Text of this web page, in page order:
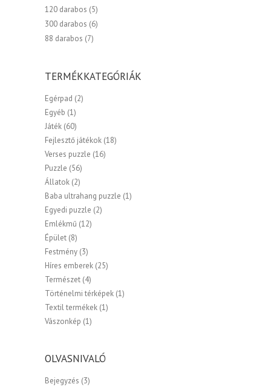
120 darabos (5)
300 darabos (6)
88 darabos (7)
TERMÉKKATEGÓRIÁK
Egérpad (2)
Egyéb (1)
Játék (60)
Fejlesztő játékok (18)
Verses puzzle (16)
Puzzle (56)
Állatok (2)
Baba ultrahang puzzle (1)
Egyedi puzzle (2)
Emlékmű (12)
Épület (8)
Festmény (3)
Híres emberek (25)
Természet (4)
Történelmi térképek (1)
Textil termékek (1)
Vászonkép (1)
OLVASNIVALÓ
Bejegyzés (3)